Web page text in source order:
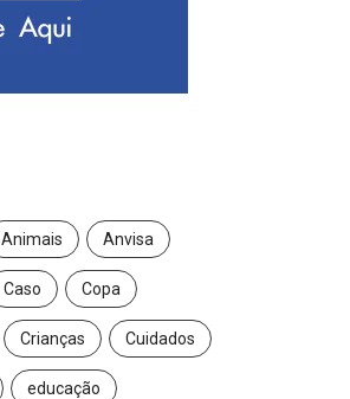
Animais Anvisa
Caso Copa
Crianças Cuidados
educação